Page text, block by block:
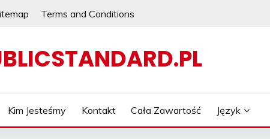
Terms and Conditions
Kim Jesteśmy Kontakt Cała Zawartość Język